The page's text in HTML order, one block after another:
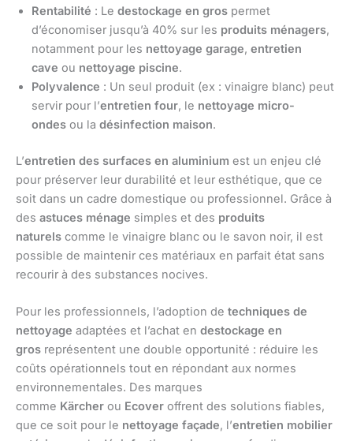
Rentabilité : Le destockage en gros permet
d’économiser jusqu’à 40% sur les produits ménagers,
notamment pour les nettoyage garage, entretien
cave ou nettoyage piscine.
Polyvalence : Un seul produit (ex : vinaigre blanc) peut
servir pour l’entretien four, le nettoyage micro-
ondes ou la désinfection maison.
L’entretien des surfaces en aluminium est un enjeu clé
pour préserver leur durabilité et leur esthétique, que ce
soit dans un cadre domestique ou professionnel. Grâce à
des astuces ménage simples et des produits
naturels comme le vinaigre blanc ou le savon noir, il est
possible de maintenir ces matériaux en parfait état sans
recourir à des substances nocives.
Pour les professionnels, l’adoption de techniques de
nettoyage adaptées et l’achat en destockage en
gros représentent une double opportunité : réduire les
coûts opérationnels tout en répondant aux normes
environnementales. Des marques
comme Kärcher ou Ecover offrent des solutions fiables,
que ce soit pour le nettoyage façade, l’entretien mobilier